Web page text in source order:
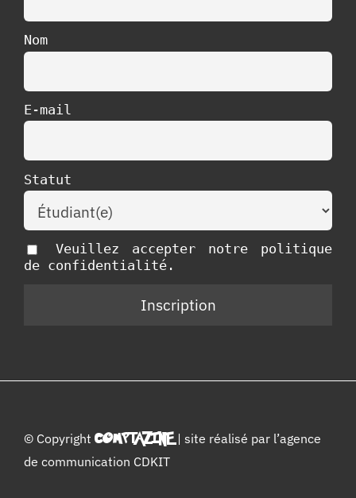
Nom
E-mail
Statut
Veuillez accepter notre politique
de confidentialité.
© Copyright COMPTAZINE| site réalisé par l’agence
de communication CDKIT